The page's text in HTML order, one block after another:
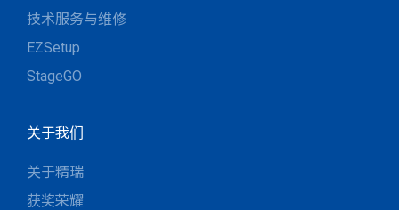
技术服务与维修
EZSetup
StageGO
关于我们
关于精瑞
获奖荣耀